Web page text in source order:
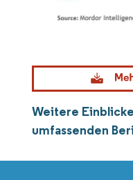
Weitere
umfassenden